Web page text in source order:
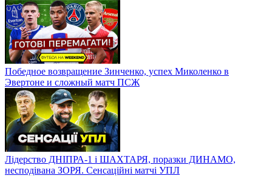
Победное возвращение Зинченко, успех Миколенко в
Эвертоне и сложный матч ПСЖ
Лідерство ДНІПРА-1 і ШАХТАРЯ, поразки ДИНАМО,
несподівана ЗОРЯ. Сенсаційні матчі УПЛ